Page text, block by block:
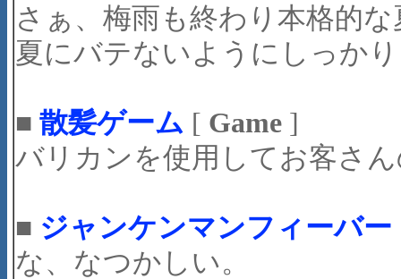
さぁ、梅雨も終わり本格的
夏にバテないようにしっか
■ 散髪ゲーム [ Game ]
バリカンを使用してお客さ
■ ジャンケンマンフィーバー
な、なつかしい。